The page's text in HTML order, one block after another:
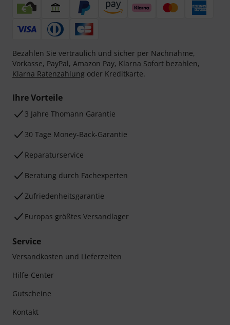
Bezahlen Sie vertraulich und sicher per Nachnahme,
Vorkasse, PayPal, Amazon Pay, Klarna Sofort bezahlen,
Klarna Ratenzahlung oder Kreditkarte.
Ihre Vorteile
3 Jahre Thomann Garantie
30 Tage Money-Back-Garantie
Reparaturservice
Beratung durch Fachexperten
Zufriedenheitsgarantie
Europas größtes Versandlager
Service
Versandkosten und Lieferzeiten
Hilfe-Center
Gutscheine
Kontakt